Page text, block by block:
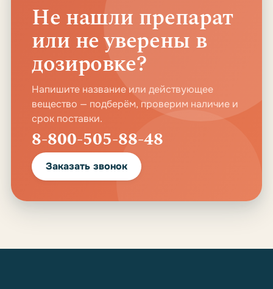
Не нашли препарат
или не уверены в
дозировке?
Напишите название или действующее
вещество — подберём, проверим наличие и
срок поставки.
8-800-505-88-48
Заказать звонок